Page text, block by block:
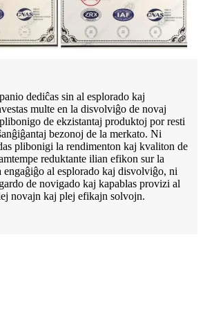
dediĉas sin al esplorado kaj
multe en la disvolviĝo de novaj
de ekzistantaj produktoj por resti
bezonoj de la merkato. Ni
plibonigi la rendimenton kaj kvaliton de
reduktante ilian efikon sur la
al esplorado kaj disvolviĝo, ni
de novigado kaj kapablas provizi al
novajn kaj plej efikajn solvojn.